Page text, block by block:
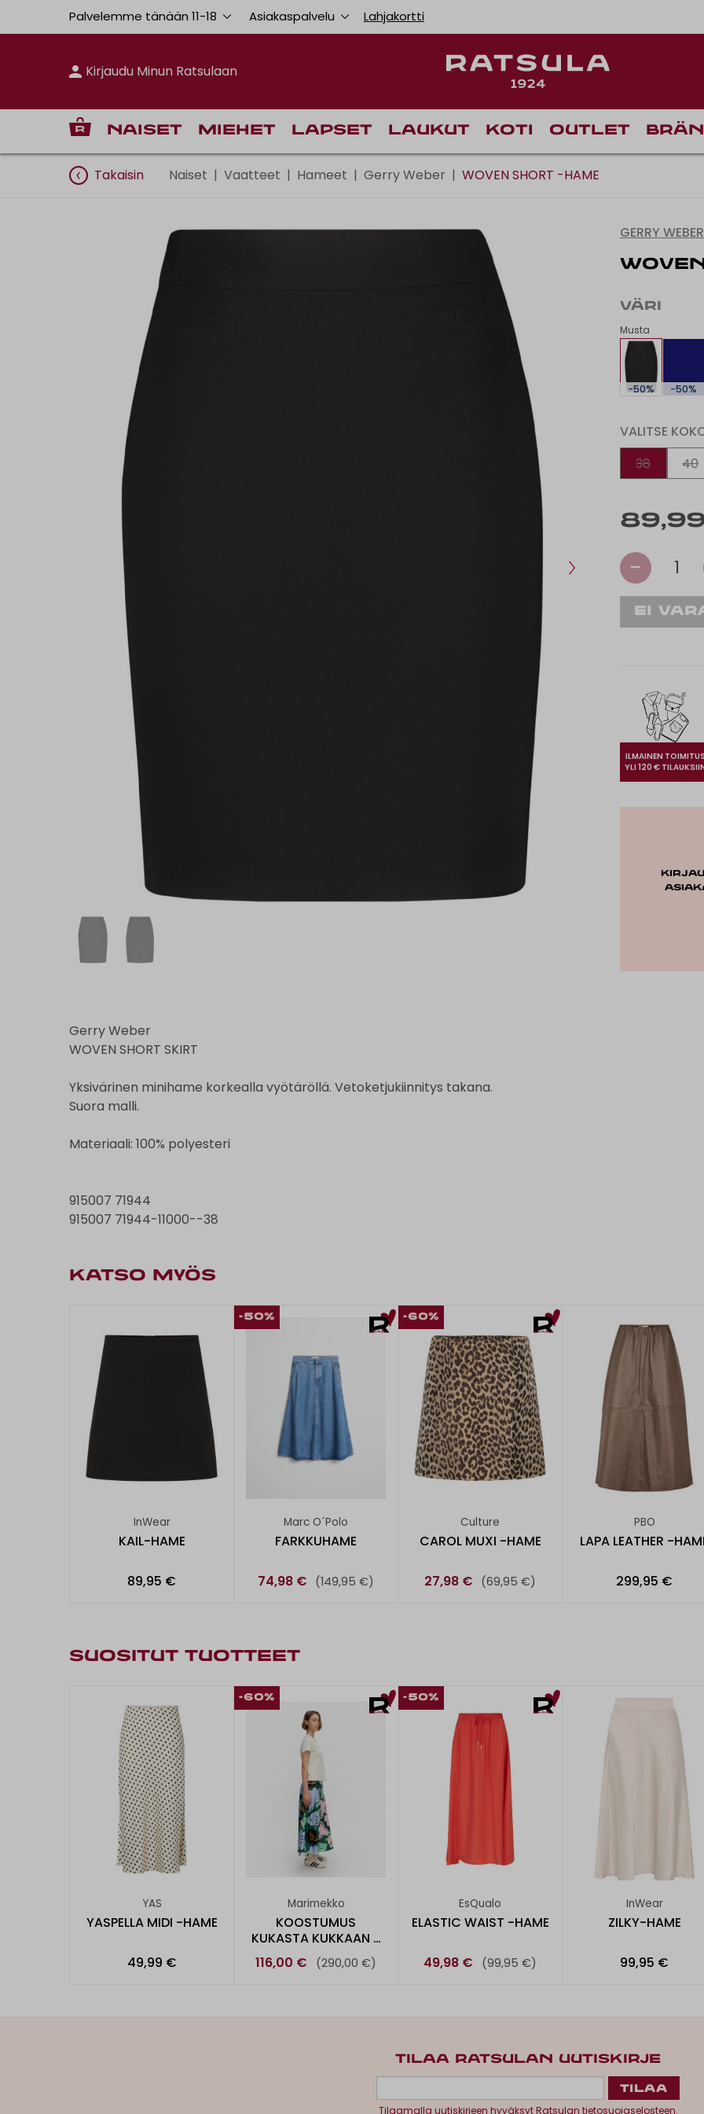
Palvelemme tänään 11-18 Asiakaspalvelu Lahjakortti
Kirjaudu Minun Ratsulaan
Naiset Miehet Lapset Laukut Koti Outlet
Takaisin Naiset | Vaatteet | Hameet | Gerry Weber | WOVEN SHORT -HAME
Gerry Weber
WOVEN SHORT SKIRT
Yksivärinen minihame korkealla vyötäröllä. Vetoketjukiinnitys takana.
Suora malli.
Materiaali: 100% polyesteri
915007 71944
915007 71944-11000--38
GERRY WEBER
VÄRI
Musta
-50% -50%
VALITSE
38
40
- 1
ILMAINEN
YLI 120 €
KATSO MYÖS
InWear
KAIL-HAME
89,95 €
-50%
Marc O´Polo
FARKKUHAME
74,98 € (149,95 €)
-60%
Culture
CAROL MUXI -HAME
27,98 € (69,95 €)
PBO
LAPA LEATHER -
299,95 €
SUOSITUT TUOTTEET
YAS
YASPELLA MIDI -HAME
49,99 €
-60%
Marimekko
KOOSTUMUS
KUKASTA KUKKAAN -
SILKKIHAME
116,00 € (290,00 €)
-50%
EsQualo
ELASTIC WAIST -HAME
49,98 € (99,95 €)
InWear
ZILKY-HAME
99,95 €
TILAA RATSULAN UUTISKIRJE
Tilaamalla uutiskirjeen hyväksytRatsulan tietosuojaselosteen.